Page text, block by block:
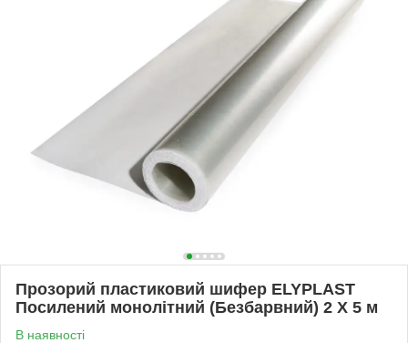
Прозорий пластиковий шифер ELYPLAST
Посилений монолітний (Безбарвний) 2 Х 5 м
В наявності